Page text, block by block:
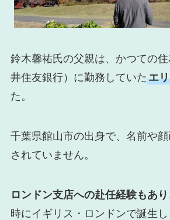
鈴木馨祐氏の父親は、かつての
井住友銀行）に勤務していたエ
た。
千葉県館山市の出身で、名前や
されていません。
ロンドン支店への赴任経験もあり
時にイギリス・ロンドンで誕生し